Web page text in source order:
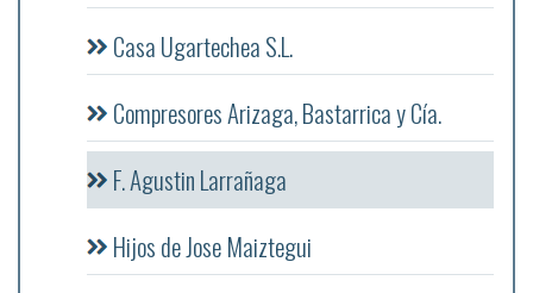
Casa Ugartechea S.L.
Compresores Arizaga, Bastarrica y Cía.
F. Agustin Larrañaga
Hijos de Jose Maiztegui